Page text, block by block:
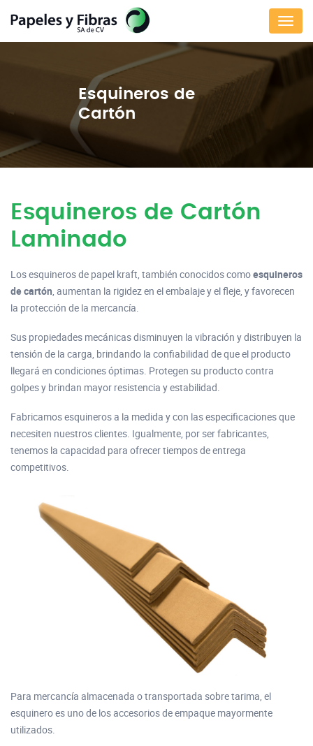
Menú
Esquineros de
Cartón
Esquineros de Cartón
Laminado
Los esquineros de papel kraft, también conocidos comoesquineros
de cartón, aumentan la rigidez en el embalaje y el fleje, y favorecen
la protección de la mercancía.
Sus propiedades mecánicas disminuyen la vibración y distribuyen la
tensión de la carga, brindando la confiabilidad de que el producto
llegará en condiciones óptimas. Protegen su producto contra
golpes y brindan mayor resistencia y estabilidad.
Fabricamos esquineros a la medida y con las especificaciones que
necesiten nuestros clientes. Igualmente, por ser fabricantes,
tenemos la capacidad para ofrecer tiempos de entrega
competitivos.
Para mercancía almacenada o transportada sobre tarima, el
esquinero es uno de los accesorios de empaque mayormente
utilizados.